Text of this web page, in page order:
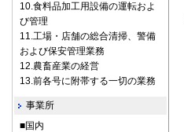
10.食料品加工用設備の運転およ
び管理
11.工場・店舗の総合清掃、警備
および保安管理業務
12.農畜産業の経営
13.前各号に附帯する一切の業務
事業所
■国内